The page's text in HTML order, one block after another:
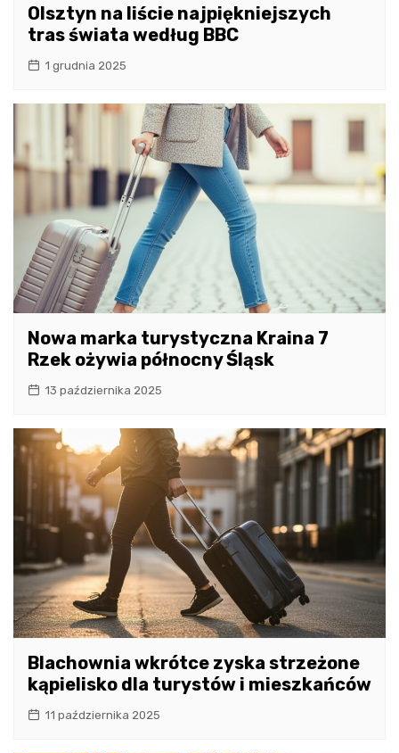
Olsztyn na liście najpiękniejszych
tras świata według BBC
1 grudnia 2025
Nowa marka turystyczna Kraina 7
Rzek ożywia północny Śląsk
13 października 2025
Blachownia wkrótce zyska strzeżone
kąpielisko dla turystów i mieszkańców
11 października 2025